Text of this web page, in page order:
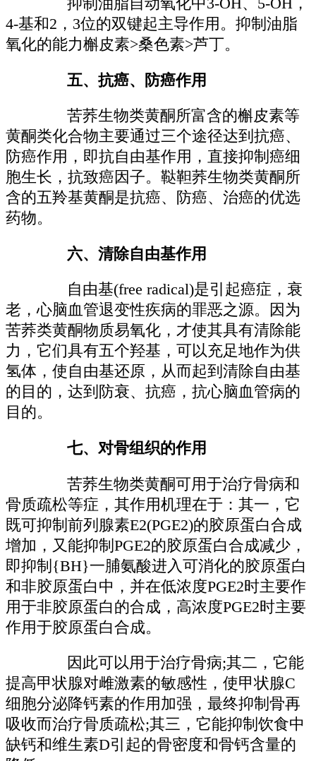
抑制油脂自动氧化中3-OH、5-OH，
4-基和2，3位的双键起主导作用。抑制油脂
氧化的能力槲皮素>桑色素>芦丁。
五、抗癌、防癌作用
苦荞生物类黄酮所富含的槲皮素等
黄酮类化合物主要通过三个途径达到抗癌、
防癌作用，即抗自由基作用，直接抑制癌细
胞生长，抗致癌因子。鞑靼荞生物类黄酮所
含的五羚基黄酮是抗癌、防癌、治癌的优选
药物。
六、清除自由基作用
自由基(free radical)是引起癌症，衰
老，心脑血管退变性疾病的罪恶之源。因为
苦荞类黄酮物质易氧化，才使其具有清除能
力，它们具有五个羟基，可以充足地作为供
氢体，使自由基还原，从而起到清除自由基
的目的，达到防衰、抗癌，抗心脑血管病的
目的。
七、对骨组织的作用
苦荞生物类黄酮可用于治疗骨病和
骨质疏松等症，其作用机理在于：其一，它
既可抑制前列腺素E2(PGE2)的胶原蛋白合成
增加，又能抑制PGE2的胶原蛋白合成减少，
即抑制{BH}一脯氨酸进入可消化的胶原蛋白
和非胶原蛋白中，并在低浓度PGE2时主要作
用于非胶原蛋白的合成，高浓度PGE2时主要
作用于胶原蛋白合成。
因此可以用于治疗骨病;其二，它能
提高甲状腺对雌激素的敏感性，使甲状腺C
细胞分泌降钙素的作用加强，最终抑制骨再
吸收而治疗骨质疏松;其三，它能抑制饮食中
缺钙和维生素D引起的骨密度和骨钙含量的